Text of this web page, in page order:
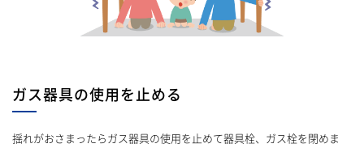
ガス器具の使用を止める
揺れがおさまったらガス器具の使用を止めて器具栓、ガス栓を閉めま